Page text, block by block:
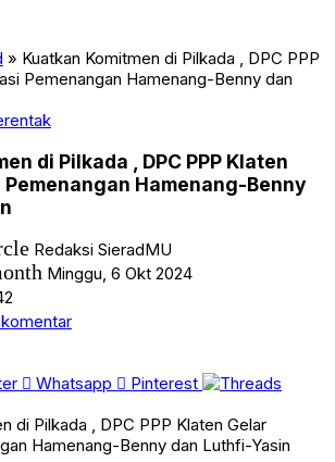
» Kuatkan Komitmen di Pilkada , DPC PPP
Pemenangan Hamenang-Benny dan
di Pilkada , DPC PPP Klaten
Pemenangan Hamenang-Benny
Redaksi SieradMU
Minggu, 6 Okt 2024
Whatsapp
Pinterest